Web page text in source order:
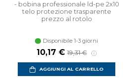
- bobina professionale ld-pe 2x10
telo protezione trasparente
prezzo al rotolo
Disponibile 1-3 giorni
Prezzo scontato
10,17 € Prezzo di listino
19,31 €
AGGIUNGI AL CARRELLO